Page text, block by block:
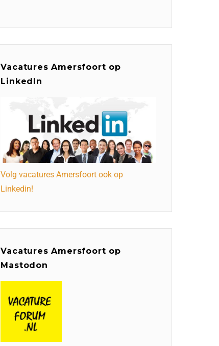
Vacatures Amersfoort op
LinkedIn
Volg vacatures Amersfoort ook op
Linkedin!
Vacatures Amersfoort op
Mastodon